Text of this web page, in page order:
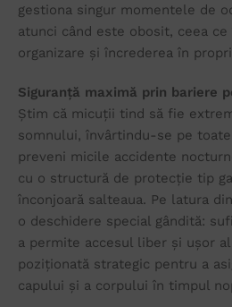
gestiona singur momentele de
atunci când este obosit, ceea
organizare și încrederea în
Siguranță maximă prin bariere
Știm că micuții tind să fie
somnului, învârtindu-se pe
preveni micile accidente
cu o structură de protecție tip
înconjoară salteaua. Pe latura
o deschidere special gândită:
a permite accesul liber și ușor
poziționată strategic pentru a
capului și a corpului în timpul